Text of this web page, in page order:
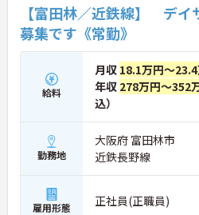
【富田林／近鉄線】 デイ
募集です《常勤》
給料
月収 18.1万円～
年収 278万円～352
込）
勤務地
大阪府 富田林市
近鉄長野線
雇用形態 正社員(正職員)